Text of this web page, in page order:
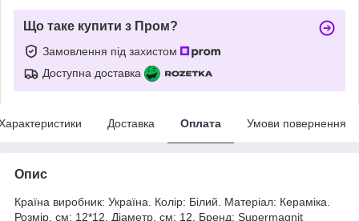
Що таке купити з Пром?
Замовлення під захистом
Доступна доставка
Доставка Оплата Умови повернення
Опис
Країна виробник: Україна. Колір: Білий. Матеріал: Кераміка.
Розмір, см: 12*12. Діаметр, см: 12. Бренд: Supermagnit